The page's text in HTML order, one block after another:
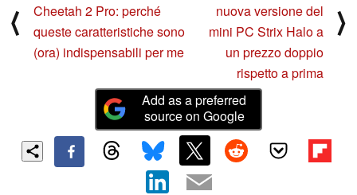
⟨
Cheetah 2 Pro: perché
queste caratteristiche sono
(ora) indispensabili per me
nuova versione del
mini PC Strix Halo a
un prezzo doppio
rispetto a prima
⟩
Add as a preferred
source on Google